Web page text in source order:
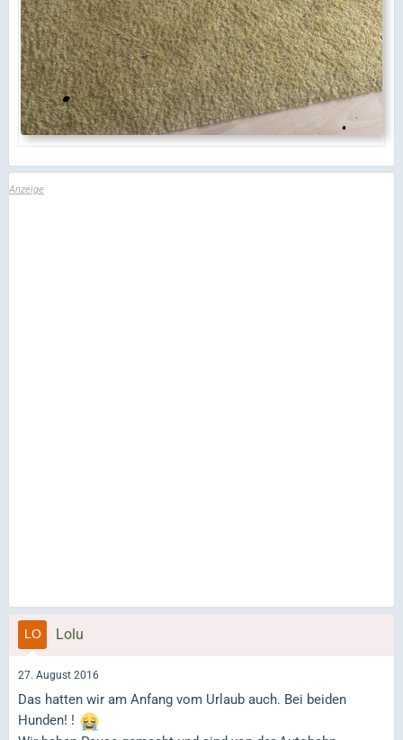
Lolu
27. August 2016
Das hatten wir am Anfang vom Urlaub auch. Bei beiden
Hunden! !